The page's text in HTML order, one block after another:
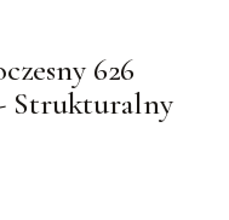
626
Strukturalny